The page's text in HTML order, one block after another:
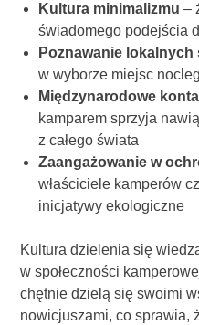
Kultura minimalizmu –
świadomego podejścia
Poznawanie lokalnych
w wyborze miejsc
Międzynarodowe
kamparem sprzyja
z całego świata
Zaangażowanie w
właściciele kamperów
inicjatywy ekologiczne
Kultura dzielenia się
w społeczności
chętnie dzielą się swoimi
nowicjuszami, co sprawia,